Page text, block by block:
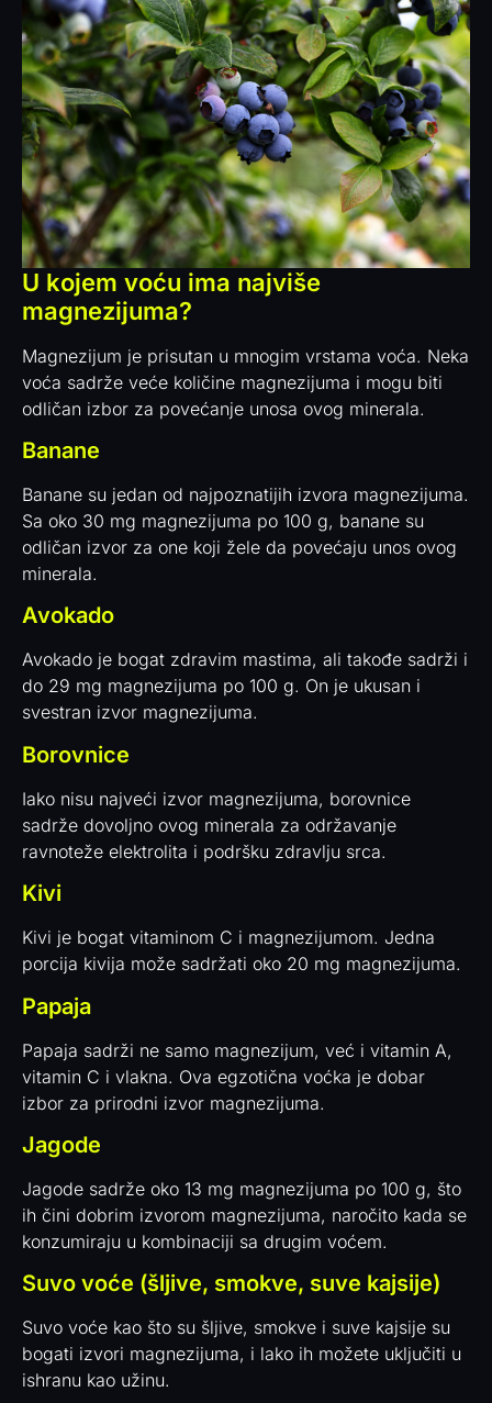
U kojem voću ima najviše
magnezijuma?
Magnezijum je prisutan u mnogim vrstama voća. Neka
voća sadrže veće količine magnezijuma i mogu biti
odličan izbor za povećanje unosa ovog minerala.
Banane
Banane su jedan od najpoznatijih izvora magnezijuma.
Sa oko 30 mg magnezijuma po 100 g, banane su
odličan izvor za one koji žele da povećaju unos ovog
minerala.
Avokado
Avokado je bogat zdravim mastima, ali takođe sadrži i
do 29 mg magnezijuma po 100 g. On je ukusan i
svestran izvor magnezijuma.
Borovnice
Iako nisu najveći izvor magnezijuma, borovnice
sadrže dovoljno ovog minerala za održavanje
ravnoteže elektrolita i podršku zdravlju srca.
Kivi
Kivi je bogat vitaminom C i magnezijumom. Jedna
porcija kivija može sadržati oko 20 mg magnezijuma.
Papaja
Papaja sadrži ne samo magnezijum, već i vitamin A,
vitamin C i vlakna. Ova egzotična voćka je dobar
izbor za prirodni izvor magnezijuma.
Jagode
Jagode sadrže oko 13 mg magnezijuma po 100 g, što
ih čini dobrim izvorom magnezijuma, naročito kada se
konzumiraju u kombinaciji sa drugim voćem.
Suvo voće (šljive, smokve, suve kajsije)
Suvo voće kao što su šljive, smokve i suve kajsije su
bogati izvori magnezijuma, i lako ih možete uključiti u
ishranu kao užinu.